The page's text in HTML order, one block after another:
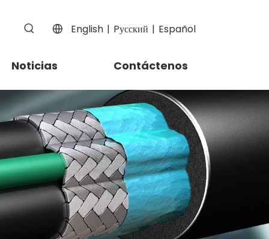
English | Pусский | Español
Noticias Contáctenos